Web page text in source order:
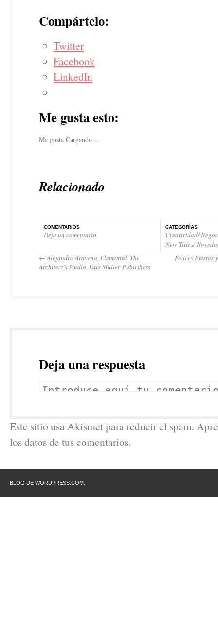
Compártelo:
Twitter
Facebook
LinkedIn
Me gusta esto:
Me gusta Cargando…
Relacionado
COMENTARIOS
Deja un comentario
CATEGORÍAS
Creatividad/
New Titles/
←Alejandro Aravena. Elemental. The
Architect’s Studio. Lars Muller Publishers
Felices Fiestas
Deja una respuesta
Este sitio usa Akismet para reducir el spam.
los datos de tus comentarios.
BLOG DE WORDPRESS.COM.